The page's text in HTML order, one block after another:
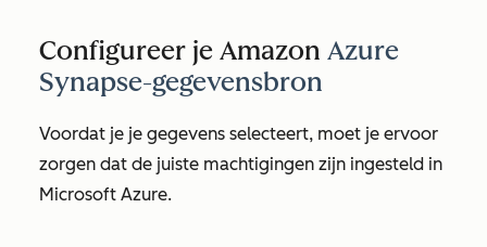
Configureer je Amazon Azure
Synapse-gegevensbron
Voordat je je gegevens selecteert, moet je ervoor
zorgen dat de juiste machtigingen zijn ingesteld in
Microsoft Azure.